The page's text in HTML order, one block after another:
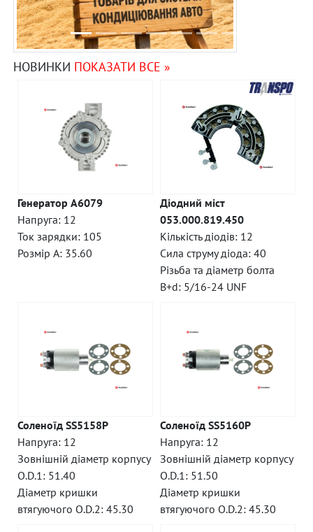
НОВИНКИ ПОКАЗАТИ ВСЕ »
Генератор A6079
Напруга: 12
Ток зарядки: 105
Розмір A: 35.60
Діодний міст
053.000.819.450
Кількість діодів: 12
Сила струму діода: 40
Різьба та діаметр болта
B+d: 5/16-24 UNF
Соленоїд SS5158P
Напруга: 12
Зовнішній діаметр корпусу
O.D.1: 51.40
Діаметр кришки
втягуючого O.D.2: 45.30
Соленоїд SS5160P
Напруга: 12
Зовнішній діаметр корпусу
O.D.1: 51.50
Діаметр кришки
втягуючого O.D.2: 45.30